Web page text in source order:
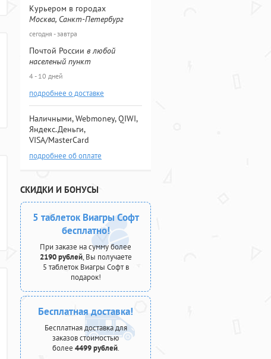
Курьером в городах
Москва, Санкт-Петербург
сегодня - завтра
Почтой России в любой
населеный пункт
4 - 10 дней
подробнее о доставке
Наличными, Webmoney, QIWI,
Яндекс.Деньги,
VISA/MasterCard
подробнее об оплате
СКИДКИ И БОНУСЫ
5 таблеток Виагры Софт
бесплатно!
При заказе на сумму более
2190 рублей, Вы получаете
5 таблеток Виагры Софт в
подарок!
Бесплатная доставка!
Бесплатная доставка для
заказов стоимостью
более 4499 рублей.